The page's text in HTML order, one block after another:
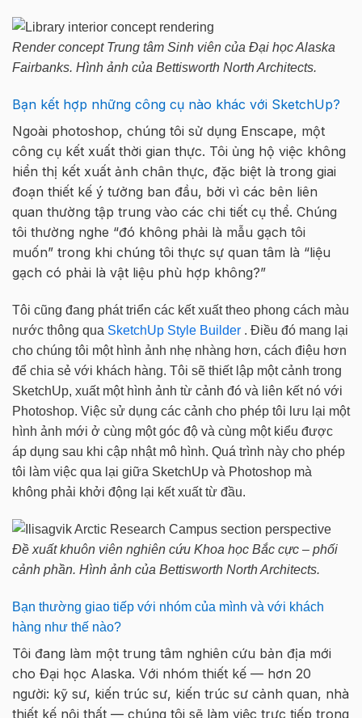
Render concept Trung tâm Sinh viên của Đại học Alaska
Fairbanks. Hình ảnh của Bettisworth North Architects.
Bạn kết hợp những công cụ nào khác với SketchUp?
Ngoài photoshop, chúng tôi sử dụng Enscape, một
công cụ kết xuất thời gian thực. Tôi ủng hộ việc không
hiển thị kết xuất ảnh chân thực, đặc biệt là trong giai
đoạn thiết kế ý tưởng ban đầu, bởi vì các bên liên
quan thường tập trung vào các chi tiết cụ thể. Chúng
tôi thường nghe “đó không phải là mẫu gạch tôi
muốn” trong khi chúng tôi thực sự quan tâm là “liệu
gạch có phải là vật liệu phù hợp không?”
Tôi cũng đang phát triển các kết xuất theo phong cách màu
nước thông qua SketchUp Style Builder . Điều đó mang lại
cho chúng tôi một hình ảnh nhẹ nhàng hơn, cách điệu hơn
để chia sẻ với khách hàng. Tôi sẽ thiết lập một cảnh trong
SketchUp, xuất một hình ảnh từ cảnh đó và liên kết nó với
Photoshop. Việc sử dụng các cảnh cho phép tôi lưu lại một
hình ảnh mới ở cùng một góc độ và cùng một kiểu được
áp dụng sau khi cập nhật mô hình. Quá trình này cho phép
tôi làm việc qua lại giữa SketchUp và Photoshop mà
không phải khởi động lại kết xuất từ đầu.
Đề xuất khuôn viên nghiên cứu Khoa học Bắc cực – phối
cảnh phần. Hình ảnh của Bettisworth North Architects.
Bạn thường giao tiếp với nhóm của mình và với khách
hàng như thế nào?
Tôi đang làm một trung tâm nghiên cứu bản địa mới
cho Đại học Alaska. Với nhóm thiết kế — hơn 20
người: kỹ sư, kiến trúc sư, kiến trúc sư cảnh quan, nhà
thiết kế nội thất — chúng tôi sẽ làm việc trực tiếp trong